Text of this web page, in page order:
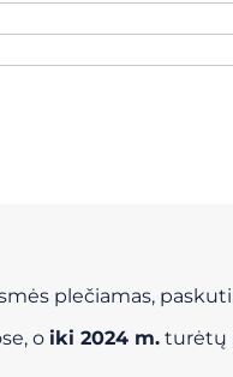
plečiamas,
o iki 2024 m. turėtų